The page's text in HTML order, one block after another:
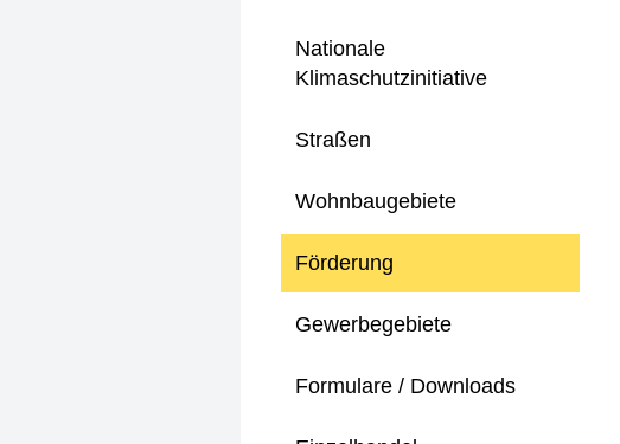
Nationale
Klimaschutzinitiative
Straßen
Wohnbaugebiete
Förderung
Gewerbegebiete
Formulare / Downloads